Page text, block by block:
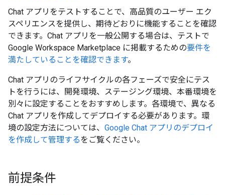
Chat アプリをテストすることで、高品質のユーザー エク
スペリエンスを提供し、期待どおりに機能することを確認
できます。Chat アプリを一般公開する場合は、テストで
Google Workspace Marketplace に掲載するための要件を
満たしていることを確認できます。
Chat アプリのライフサイクルの各フェーズで安全にテス
トを行うには、開発環境、ステージング環境、本番環境を
別々に設定することをおすすめします。各環境で、異なる
Chat アプリを作成してデプロイする必要があります。環
境の設定方法については、 Google Chat アプリのデプロイ
を作成して管理するをご覧ください。
前提条件